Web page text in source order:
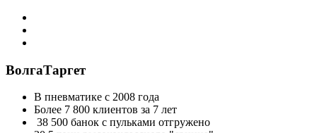
ВолгаТаргет
В пневматике с 2008 года
Более 7 800 клиентов за 7 лет
38 500 банок с пульками отгружено